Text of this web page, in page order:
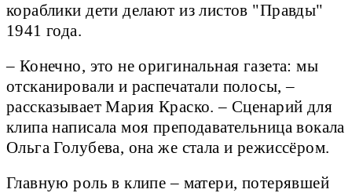
кораблики дети делают из листов "Правды"
1941 года.
– Конечно, это не оригинальная газета: мы
отсканировали и распечатали полосы, –
рассказывает Мария Краско. – Сценарий для
клипа написала моя преподавательница вокала
Ольга Голубева, она же стала и режиссёром.
Главную роль в клипе – матери, потерявшей